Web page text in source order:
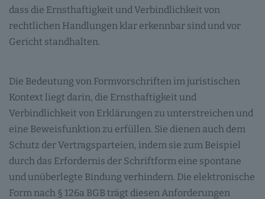
dass die Ernsthaftigkeit und Verbindlichkeit von
rechtlichen Handlungen klar erkennbar sind und vor
Gericht standhalten.
Die Bedeutung von Formvorschriften im juristischen
Kontext liegt darin, die Ernsthaftigkeit und
Verbindlichkeit von Erklärungen zu unterstreichen und
eine Beweisfunktion zu erfüllen. Sie dienen auch dem
Schutz der Vertragsparteien, indem sie zum Beispiel
durch das Erfordernis der Schriftform eine spontane
und unüberlegte Bindung verhindern. Die elektronische
Form nach § 126a BGB trägt diesen Anforderungen